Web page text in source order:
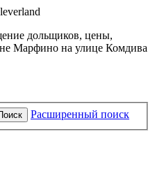
дольщиков, цены,
Марфино на улице Комдива
Расширенный поиск